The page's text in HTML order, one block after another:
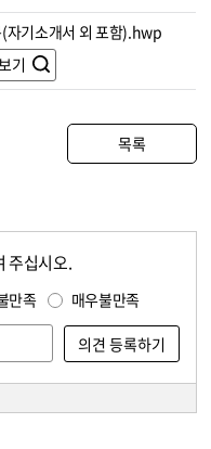
자기소개서 외 포함).hwp
기
목록
주십시오.
만족 매우불만족